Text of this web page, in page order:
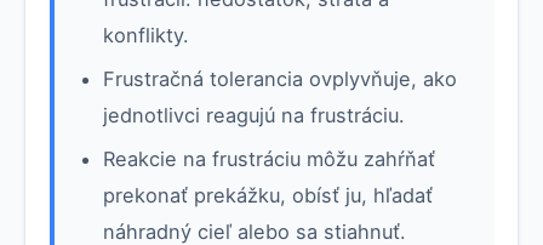
konflikty.
Frustračná tolerancia ovplyvňuje, ako
jednotlivci reagujú na frustráciu.
Reakcie na frustráciu môžu zahŕňať
prekonať prekážku, obísť ju, hľadať
náhradný cieľ alebo sa stiahnuť.